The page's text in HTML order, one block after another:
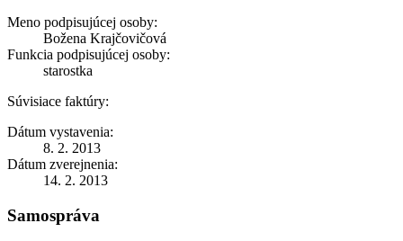
Meno podpisujúcej osoby:
Božena Krajčovičová
Funkcia podpisujúcej osoby:
starostka
Súvisiace faktúry:
Dátum vystavenia:
8. 2. 2013
Dátum zverejnenia:
14. 2. 2013
Samospráva